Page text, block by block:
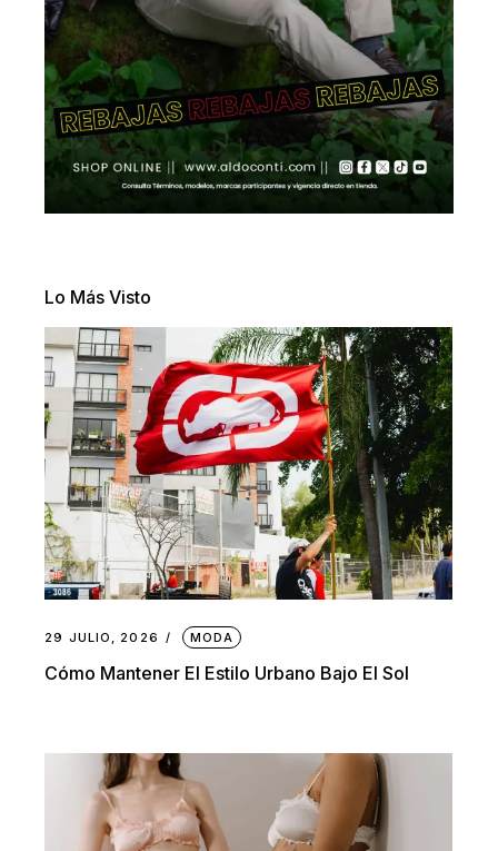
Lo Más Visto
29 JULIO, 2026 MODA
Cómo Mantener El Estilo Urbano Bajo El Sol